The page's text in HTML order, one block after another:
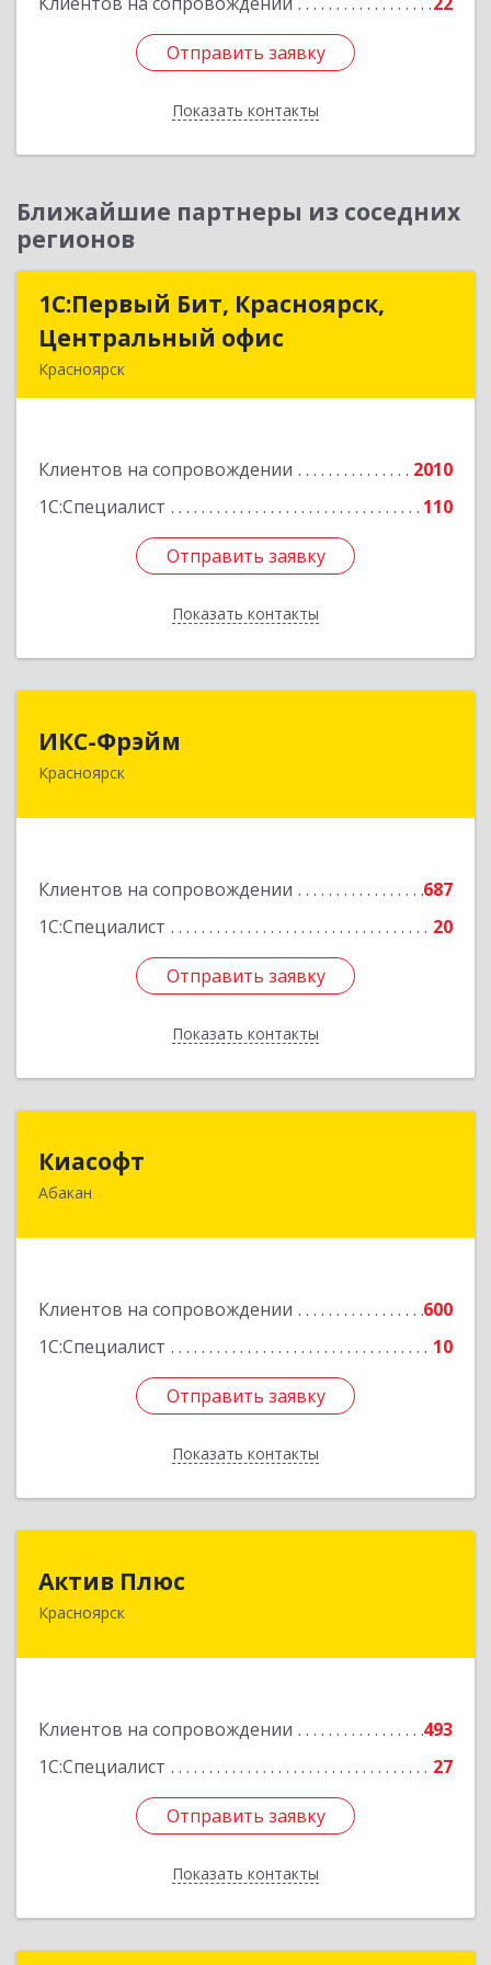
Отправить заявку
Показать контакты
Отправить заявку
Назад
Ближайшие партнеры из соседних
регионов
1С:Первый Бит, Красноярск,
Центральный офис
Красноярск
Клиентов на сопровождении
2010
1С:Специалист
110
Отправить заявку
Показать контакты
1С:Первый Бит, Красноярск,
Центральный офис
Подробнее
Отправить заявку
Назад
ИКС-Фрэйм
Красноярск
Клиентов на сопровождении
687
1С:Специалист
20
Отправить заявку
Показать контакты
660077, Красноярский край, Красноярск г,
Отправить заявку
Назад
Киасофт
Абакан
Клиентов на сопровождении
600
1С:Специалист
10
Отправить заявку
Показать контакты
655017, Хакасия Респ, Абакан г, Ивана Ярыгина
Отправить заявку
Назад
Актив Плюс
Красноярск
Клиентов на сопровождении
493
1С:Специалист
27
Отправить заявку
Показать контакты
660017, Красноярский край, Красноярск г,
Отправить заявку
Назад